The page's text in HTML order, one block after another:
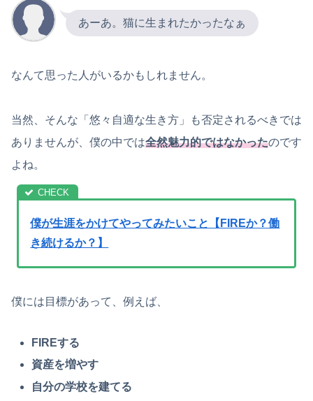
あーあ。猫に生まれたかったなぁ
なんて思った人がいるかもしれません。
当然、そんな「悠々自適な生き方」も否定されるべきでは
ありませんが、僕の中では全然魅力的ではなかったのです
よね。
僕が生涯をかけてやってみたいこと【FIREか？働
き続けるか？】
僕には目標があって、例えば、
FIREする
資産を増やす
自分の学校を建てる